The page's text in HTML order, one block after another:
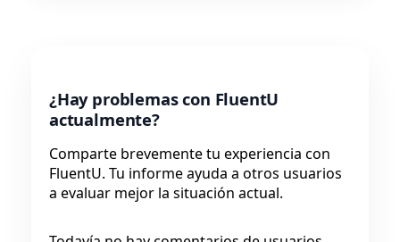
¿Hay problemas con FluentU
actualmente?
Comparte brevemente tu experiencia con
FluentU. Tu informe ayuda a otros usuarios
a evaluar mejor la situación actual.